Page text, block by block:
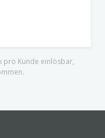
pro Kunde einlösbar,